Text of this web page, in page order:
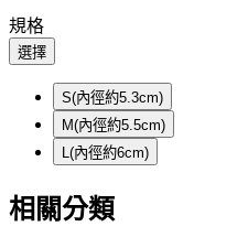
規格
選擇
S(內徑約5.3cm)
M(內徑約5.5cm)
L(內徑約6cm)
相關分類